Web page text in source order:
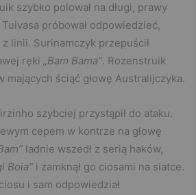
szybko polował na długi, prawy
próbował odpowiedzieć,
z linii. Surinamczyk przepuścił
ręki „Bam Bama”. Rozenstruik
mających ściąć głowę Australijczyka.
szybciej przystąpił do ataku.
cepem w kontrze na głowę
ładnie wszedł z serią haków,
Boia” i zamknął go ciosami na siatce.
i sam odpowiedział